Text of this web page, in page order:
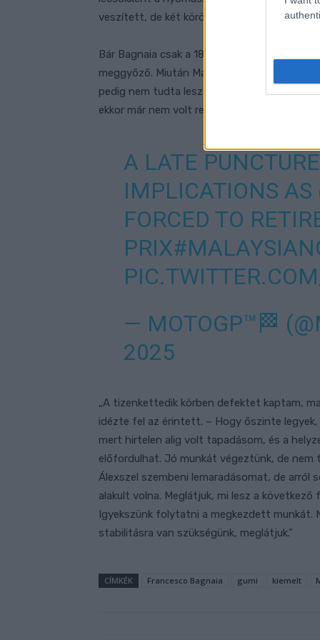
veszített, de két körön belül azonnal rájött,
Bár Bagnaia csak a 18. körben lassult le, és
meggyőző. Miután Márquez elment
pedig nem tudta leszakítani magáról.
ekkor már nem volt rendben az abroncs.
A LATE
IMPLICATIONS AS
FORCED TO
PRIX
— MOTOGP™🏁
2025
„A tizenkettedik körben defektet kaptam,
idézte fel az érintett. – Hogy őszinte
mert hirtelen alig volt tapadásom, és a
előfordulhat. Jó munkát végeztünk, de nem
Álexszel szembeni lemaradásomat, de
alakult volna. Meglátjuk, mi lesz a
Igyekszünk folytatni a megkezdett munkát.
stabilitásra van szükségünk, meglátjuk.”
CÍMKÉK Francesco Bagnaia gumi kiemelt